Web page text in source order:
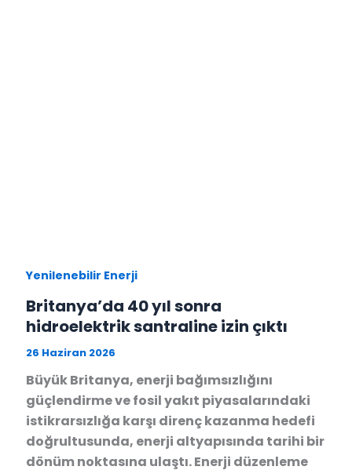
Yenilenebilir Enerji
Britanya’da 40 yıl sonra
hidroelektrik santraline izin çıktı
26 Haziran 2026
Büyük Britanya, enerji bağımsızlığını
güçlendirme ve fosil yakıt piyasalarındaki
istikrarsızlığa karşı direnç kazanma hedefi
doğrultusunda, enerji altyapısında tarihi bir
dönüm noktasına ulaştı. Enerji düzenleme